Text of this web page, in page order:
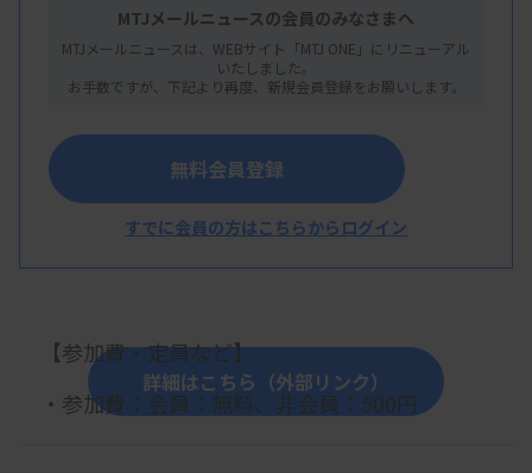
概 要
心エコー基礎講座「カラードプラの基礎」
高野一成先生（東京女子医科大学病院 中央検査
【参加費・定員など】
・参加費： 会員：無料、非会員：500円
詳細はこちら（外部リンク）
MTJメールニュースの会員のみなさまへ
MTJメールニュースは、WEBサイト「MTJ ONE」にリニューアル
いたしました。
お手数ですが、下記より再度、新規会員登録をお願いします。
無料会員登録
すでに会員の方はこちらからログイン